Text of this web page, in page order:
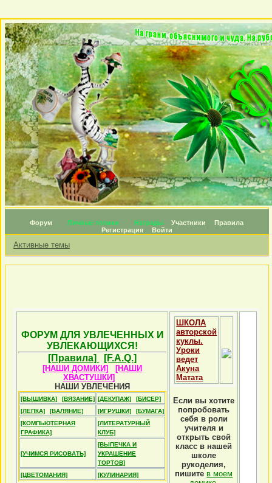
Форум Личные топики Награды Участники
Правила
Регистрация
Войти
Активные темы
ФОРУМ ДЛЯ УВЛЕЧЕННЫХ И
УВЛЕКАЮЩИХСЯ!
[Правила]
[F.A.Q.]
[НАШИ ДОМИКИ]
[НАШИ
ХВАСТУШКИ]
НАШИ УВЛЕЧЕНИЯ
[ВЫШИВКА] [ВЯЗАНИЕ] [ДЕКУПАЖ]
[БИСЕР]
[ЛЕПКА]
[ВАЛЯНИЕ] [ИГРУШКИ]
[БУМАГА]
[КОМПЬЮТЕРНАЯ
ГРАФИКА]
[ЛИТЕРАТУРНЫЙ
КЛУБ]
[УЧИМСЯ РИСОВАТЬ]
[ВЫПЕЧКА И
УКРАШЕНИЕ
ТОРТОВ]
[ЦВЕТОМАНИЯ]
[КУЛИНАРИЯ]
ШКОЛА
авторской
куклы.
Уроки
ведет
Акуна
Матата
Если вы хотите
попробовать
себя в роли
учителя и
открыть свой
класс в нашей
школе
рукоделия,
пишите в моем